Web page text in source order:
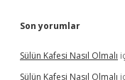
Son yorumlar
Sülün Kafesi Nasıl Olmalı
Sülün Kafesi Nasıl Olmalı